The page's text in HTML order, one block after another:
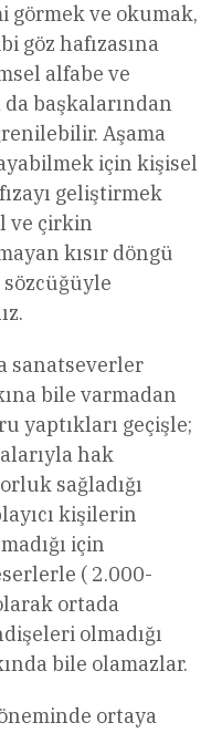
görmek ve okumak,
göz hafızasına
alfabe ve
başkalarından
Aşama
için kişisel
geliştirmek
ve çirkin
kısır döngü
sanatseverler
bile varmadan
yaptıkları geçişle;
hak
sağladığı
kişilerin
için
( 2.000-
ortada
olmadığı
bile olamazlar.
ortaya